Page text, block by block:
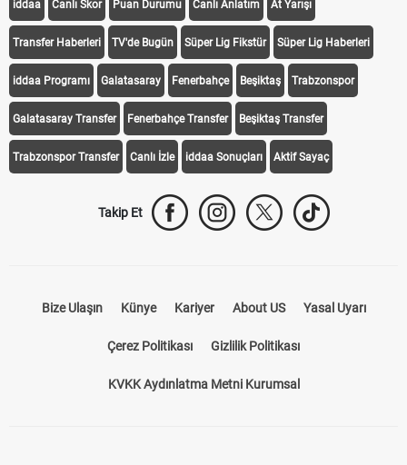
iddaa Canlı Skor Puan Durumu Canlı Anlatım At Yarışı
Transfer Haberleri TV'de Bugün Süper Lig Fikstür Süper Lig Haberleri
iddaa Programı Galatasaray Fenerbahçe Beşiktaş Trabzonspor
Galatasaray Transfer Fenerbahçe Transfer Beşiktaş Transfer
Trabzonspor Transfer Canlı İzle iddaa Sonuçları Aktif Sayaç